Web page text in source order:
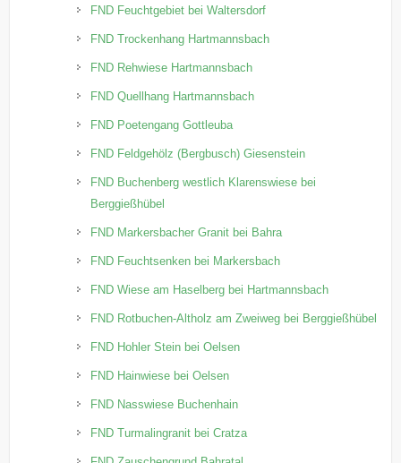
FND Feuchtgebiet bei Waltersdorf
FND Trockenhang Hartmannsbach
FND Rehwiese Hartmannsbach
FND Quellhang Hartmannsbach
FND Poetengang Gottleuba
FND Feldgehölz (Bergbusch) Giesenstein
FND Buchenberg westlich Klarenswiese bei
Berggießhübel
FND Markersbacher Granit bei Bahra
FND Feuchtsenken bei Markersbach
FND Wiese am Haselberg bei Hartmannsbach
FND Rotbuchen-Altholz am Zweiweg bei Berggießhübel
FND Hohler Stein bei Oelsen
FND Hainwiese bei Oelsen
FND Nasswiese Buchenhain
FND Turmalingranit bei Cratza